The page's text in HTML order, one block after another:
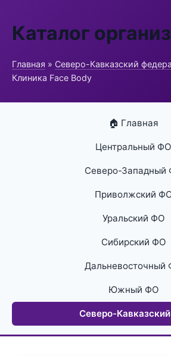
Каталог
Главная » Северо-Кавказский
Клиника Face Body
🏠 Главная
Центральный ФО
Северо-Западный
Приволжский
Уральский ФО
Сибирский ФО
Дальневосточный
Южный ФО
Северо-